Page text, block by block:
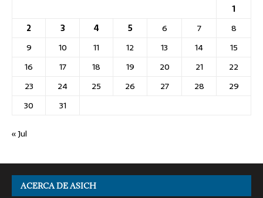
1
2
3 4 5 6 7
8
9
10 11 12 13 14
15
16
17 18 19 20 21
22
23
24 25 26 27 28
29
30
31
« Jul
ACERCA DE ASICH